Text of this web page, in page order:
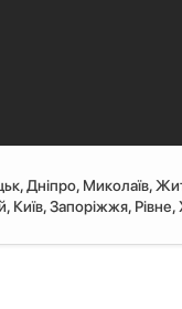
Дніпро, Миколаїв,
Запоріжжя, Рівне,